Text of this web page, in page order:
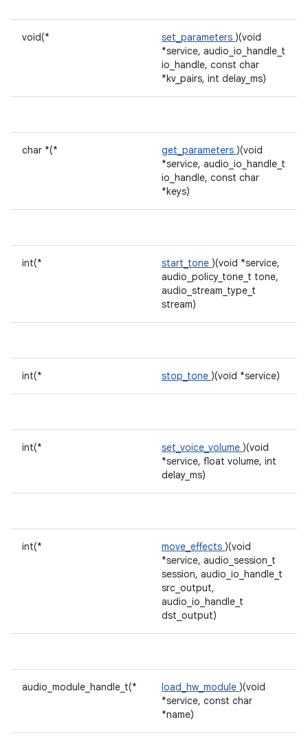
void(* set_parameters )(void
*service, audio_io_handle_t
io_handle, const char
*kv_pairs, int delay_ms)
char *(* get_parameters )(void
*service, audio_io_handle_t
io_handle, const char
*keys)
int(* start_tone )(void *service,
audio_policy_tone_t tone,
audio_stream_type_t
stream)
int(* stop_tone )(void *service)
int(* set_voice_volume )(void
*service, float volume, int
delay_ms)
int(* move_effects )(void
*service, audio_session_t
session, audio_io_handle_t
src_output,
audio_io_handle_t
dst_output)
audio_module_handle_t(* load_hw_module )(void
*service, const char
*name)